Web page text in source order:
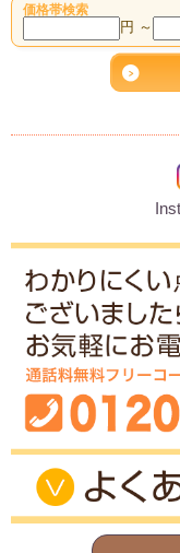
結婚引き出物
お中元
プレゼント
長寿のお祝い
各種記念品
価格帯検索
円 ～